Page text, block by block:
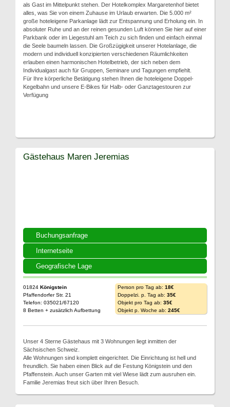
als Gast im Mittelpunkt stehen. Der Hotelkomplex Margaretenhof bietet
alles, was Sie von einem Zuhause im Urlaub erwarten. Die 5.000 m²
große hoteleigene Parkanlage lädt zur Entspannung und Erholung ein. In
absoluter Ruhe und an der reinen gesunden Luft können Sie hier auf einer
Parkbank oder im Liegestuhl am Teich zu sich finden und einfach einmal
die Seele baumeln lassen. Die Großzügigkeit unserer Hotelanlage, die
modern und individuell konzipierten verschiedenen Räumlichkeiten
erlauben einen harmonischen Hotelbetrieb, der sich neben dem
Individualgast auch für Gruppen, Seminare und Tagungen empfiehlt.
Für Ihre körperliche Betätigung stehen Ihnen die hoteleigene Doppel-
Kegelbahn und unsere E-Bikes für Halb- oder Ganztagestouren zur
Verfügung
Buchungsanfrage
Internetseite
Geografische Lage
Gästehaus Maren Jeremias
01824 Königstein
Pfaffendorfer Str. 21
Telefon: 035021/67120
8 Betten + zusätzlich Aufbettung
Person pro Tag ab: 18€
Doppelzi. p. Tag ab: 35€
Objekt pro Tag ab: 35€
Objekt p. Woche ab: 245€
Unser 4 Sterne Gästehaus mit 3 Wohnungen liegt inmitten der
Sächsischen Schweiz.
Alle Wohnungen sind komplett eingerichtet. Die Einrichtung ist hell und
freundlich. Sie haben einen Blick auf die Festung Königstein und den
Pfaffenstein. Auch unser Garten mit viel Wiese lädt zum ausruhen ein.
Familie Jeremias freut sich über Ihren Besuch.